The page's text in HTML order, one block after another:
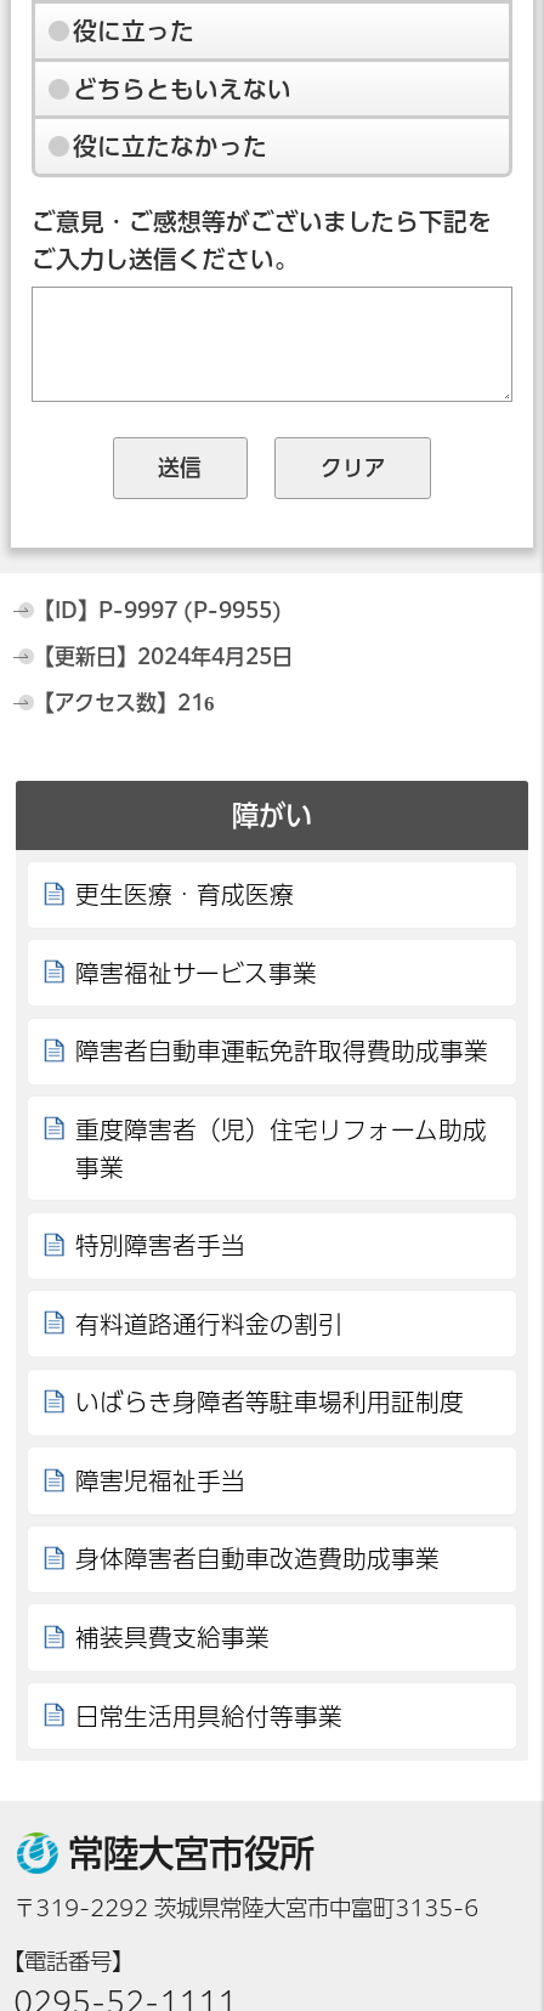
役に立った
どちらともいえない
役に立たなかった
ご意見・ご感想等がございましたら下記を
ご入力し送信ください。
【ID】 P-9997 (P-9955)
【更新日】 2024年4月25日
【アクセス数】 216
障がい
更生医療・育成医療
障害福祉サービス事業
障害者自動車運転免許取得費助成事業
重度障害者（児）住宅リフォーム助成
事業
特別障害者手当
有料道路通行料金の割引
いばらき身障者等駐車場利用証制度
障害児福祉手当
身体障害者自動車改造費助成事業
補装具費支給事業
日常生活用具給付等事業
常陸大宮市役所
〒319-2292 茨城県常陸大宮市中富町3135-6
【電話番号】
0295-52-1111